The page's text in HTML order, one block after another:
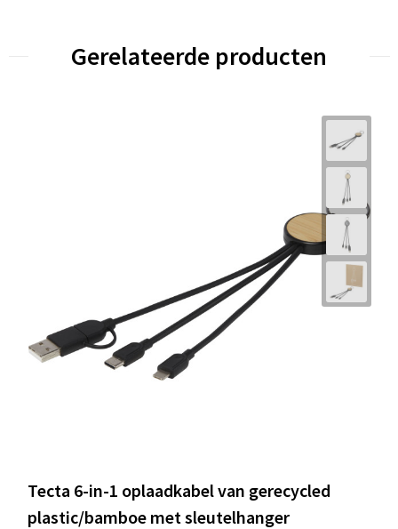
Gerelateerde producten
Tecta 6-in-1 oplaadkabel van gerecycled
plastic/bamboe met sleutelhanger